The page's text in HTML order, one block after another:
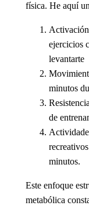
física. He aquí
ejercicios
levantarte
minutos
de
minutos.
Este enfoque
metabólica